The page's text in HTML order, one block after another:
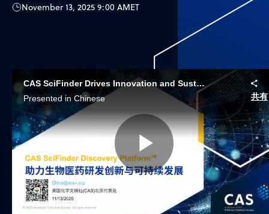
November 13, 2025 9:00 AMET
CAS SciFinder Drives Innovation and Sustainable Development in Biomedical Research
Presented in Chinese
共有
Play